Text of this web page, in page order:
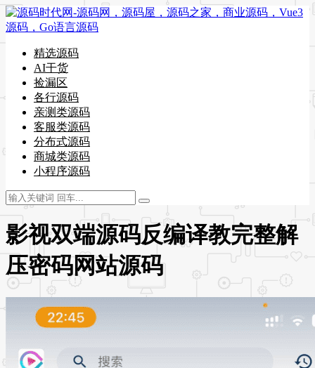
精选源码
AI干货
捡漏区
各行源码
亲测类源码
客服类源码
分布式源码
商城类源码
小程序源码
影视双端源码反编译教完整解
压密码网站源码